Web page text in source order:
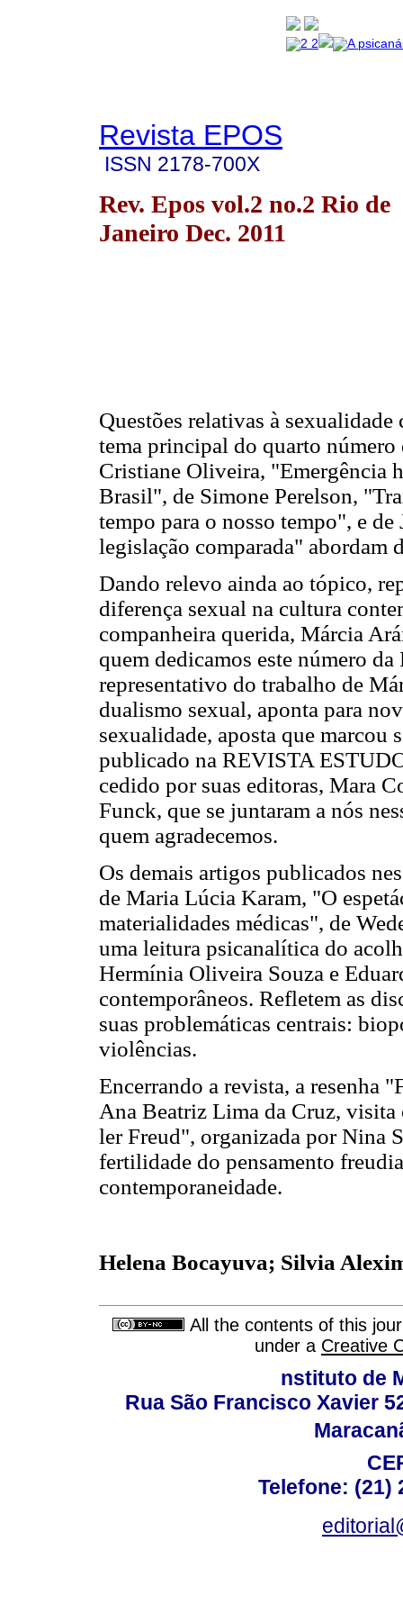
Revista EPOS
ISSN 2178-700X
Rev. Epos vol.2 no.2 Rio de
Janeiro Dec. 2011
Questões relativas à
tema principal do quarto
Cristiane Oliveira, "Emergência
Brasil", de Simone Perelson,
tempo para o nosso tempo", e
legislação comparada" abordam
Dando relevo ainda ao tópico,
diferença sexual na cultura
companheira querida, Márcia
quem dedicamos este número
representativo do trabalho de
dualismo sexual, aponta para
sexualidade, aposta que marcou
publicado na REVISTA
cedido por suas editoras, Mara
Funck, que se juntaram a nós
quem agradecemos.
Os demais artigos publicados
de Maria Lúcia Karam, "O
materialidades médicas", de
uma leitura psicanalítica do
Hermínia Oliveira Souza e
contemporâneos. Refletem as
suas problemáticas centrais:
violências.
Encerrando a revista, a resenha
Ana Beatriz Lima da Cruz,
ler Freud", organizada por Nina
fertilidade do pensamento
contemporaneidade.
Helena Bocayuva; Silvia
All the contents of this
under a Creative
nstituto de
Rua São Francisco Xavier
Telefone: (21)